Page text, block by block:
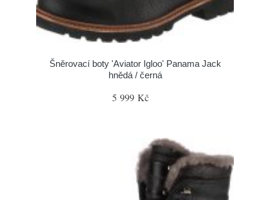
Šněrovací boty 'Aviator Igloo' Panama Jack
hnědá / černá
5 999 Kč